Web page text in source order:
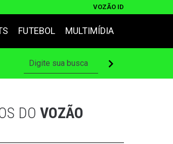
VOZÃO ID
FUTEBOL MULTIMÍDIA
DO VOZÃO